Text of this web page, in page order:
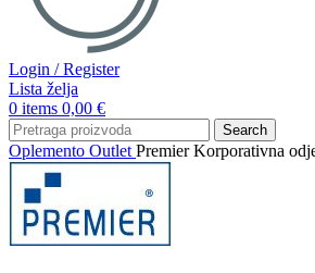
Login / Register
Lista želja
0 items 0,00 €
Search
Oplemento Outlet Premier Korporativna